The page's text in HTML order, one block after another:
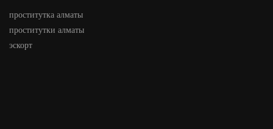
проститутка алматы
проститутки алматы
эскорт